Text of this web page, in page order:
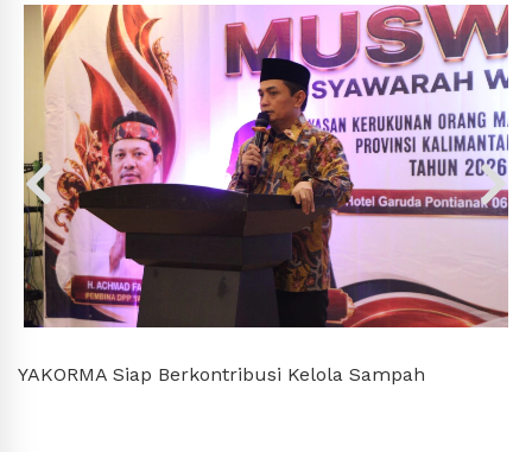
YAKORMA Siap Berkontribusi Kelola Sampah